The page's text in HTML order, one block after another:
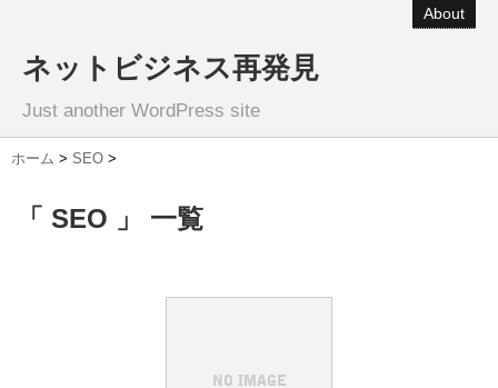
About
ネットビジネス再発見
Just another WordPress site
ホーム > SEO >
「 SEO 」 一覧